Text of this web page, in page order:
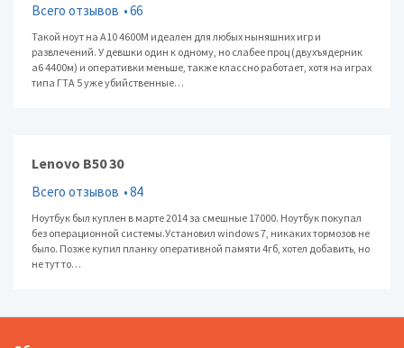
Всего отзывов 66
Такой ноут на А10 4600М идеален для любых ныняшних игр и
развлечений. У девшки один к одному, но слабее проц (двухъядерник
а6 4400м) и оперативки меньше, также классно работает, хотя на играх
типа ГТА 5 уже убийственные…
Lenovo B50 30
Всего отзывов 84
Ноутбук был куплен в марте 2014 за смешные 17000. Ноутбук покупал
без операционной системы.Установил windows 7, никаких тормозов не
было. Позже купил планку оперативной памяти 4гб, хотел добавить, но
не тут то…